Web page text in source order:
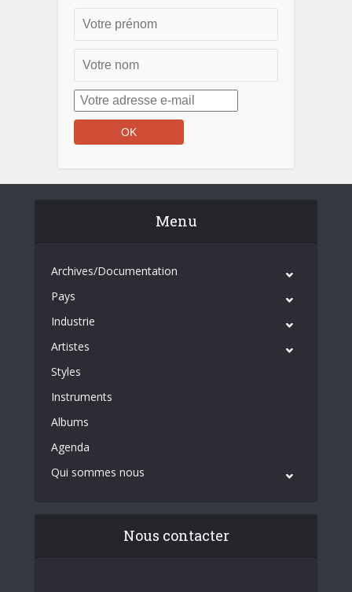
Menu
Archives/Documentation
Pays
Industrie
Artistes
Styles
Instruments
Albums
Agenda
Qui sommes nous
Nous contacter